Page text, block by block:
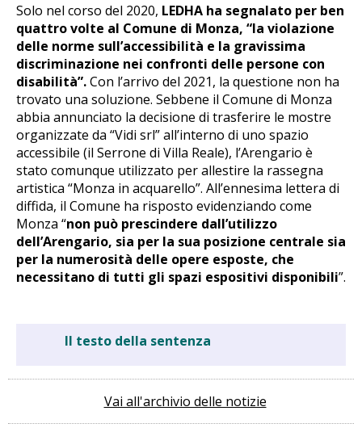
Solo nel corso del 2020, LEDHA ha segnalato per ben
quattro volte al Comune di Monza, “la violazione
delle norme sull’accessibilità e la gravissima
discriminazione nei confronti delle persone con
disabilità”.Con l’arrivo del 2021, la questione non ha
trovato una soluzione. Sebbene il Comune di Monza
abbia annunciato la decisione di trasferire le mostre
organizzate da “Vidi srl” all’interno di uno spazio
accessibile (il Serrone di Villa Reale), l’Arengario è
stato comunque utilizzato per allestire la rassegna
artistica “Monza in acquarello”. All’ennesima lettera di
diffida, il Comune ha risposto evidenziando come
Monza “non può prescindere dall’utilizzo
dell’Arengario, sia per la sua posizione centrale sia
per la numerosità delle opere esposte, che
necessitano di tutti gli spazi espositivi disponibili”.
Il testo della sentenza
Vai all'archivio delle notizie